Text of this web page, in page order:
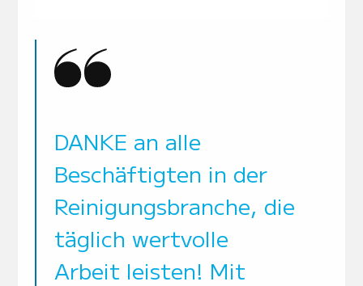
DANKE an alle
Beschäftigten in der
Reinigungsbranche, die
täglich wertvolle
Arbeit leisten! Mit